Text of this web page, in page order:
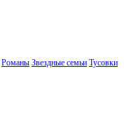
Романы Звездные семьи Тусовки